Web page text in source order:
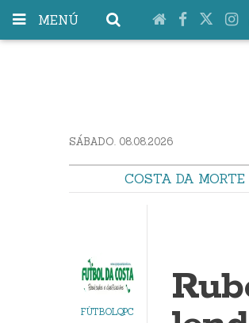
MENÚ
SÁBADO. 08.08.2026
COSTA DA MORTE
FÚTBOLQPC